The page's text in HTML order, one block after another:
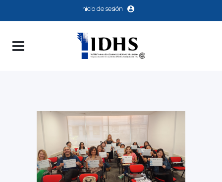
Inicio de sesión